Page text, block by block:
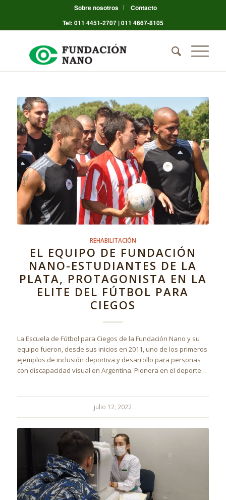
Sobre nosotros
Contacto
Tel: 011 4451-2707 | 011 4667-8105
REHABILITACIÓN
EL EQUIPO DE FUNDACIÓN
NANO-ESTUDIANTES DE LA
PLATA, PROTAGONISTA EN LA
ELITE DEL FÚTBOL PARA
CIEGOS
La Escuela de Fútbol para Ciegos de la Fundación Nano y su
equipo fueron, desde sus inicios en 2011, uno de los primeros
ejemplos de inclusión deportiva y desarrollo para personas
con discapacidad visual en Argentina. Pionera en el deporte…
julio 12, 2022